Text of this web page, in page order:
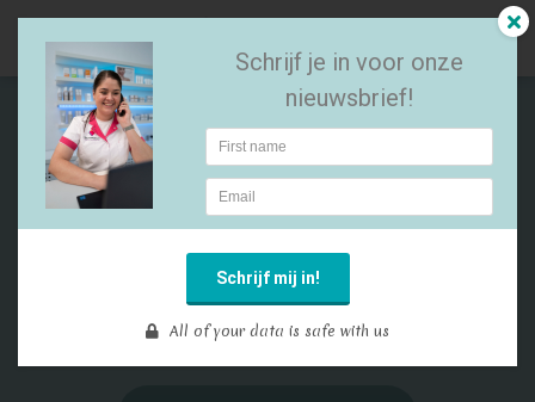
Littekens en huiddefecten
verstoring kan verschillende oorzaken hebben, zoals een infectie, een
slechte algehele conditie of slechte doorbloeding van het wondgebied.
Bovendien genezen wonden op sommige plaatsen van het lichaam
Schrijf je in voor onze
nieuwsbrief!
Schrijf mij in!
All of your data is safe with us